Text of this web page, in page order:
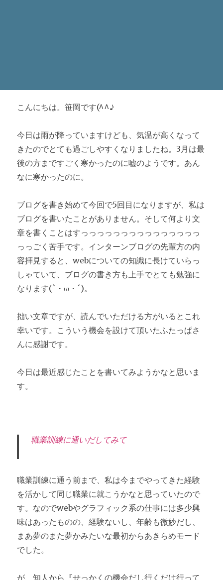
こんにちは。笹岡です(^^♪
今日は雨が降っていますけども、気温が高くなって
きたのでとても過ごしやすくなりましたね。3月は最
後の方まですごく寒かったのに嘘のようです。あん
なに寒かったのに。
ブログを書き始めて今回で5回目になりますが、私は
ブログを書いたことがありません。そして何より文
章を書くことはすっっっっっっっっっっっっっっっ
っっごく苦手です。インターンブログの先輩方の内
容拝見すると、webについての知識に長けていらっ
しゃていて、ブログの書き方も上手でとても勉強に
なります(`・ω・´)。
拙い文章ですが、読んでいただける方がいるとこれ
幸いです。こういう機会を設けて頂いたふたっぱさ
んに感謝です。
今日は最近感じたことを書いてみようかなと思いま
す。
職業訓練に通いだしてみて
職業訓練に通う前まで、私は今までやってきた経験
を活かして同じ職業に就こうかなと思っていたので
す。なのでwebやグラフィック系の仕事には多少興
味はあったものの、経験ないし、年齢も微妙だし、
まあ夢のまた夢かみたいな最初からあきらめモード
でした。
が、知人から『せっかくの機会だし行くだけ行って